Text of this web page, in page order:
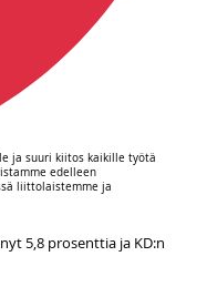
ja suuri kiitos kaikille työtä
edelleen
liittolaistemme ja
5,8 prosenttia ja KD:n